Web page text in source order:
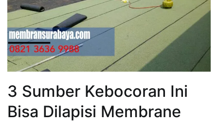
3 Sumber Kebocoran Ini
Bisa Dilapisi Membrane